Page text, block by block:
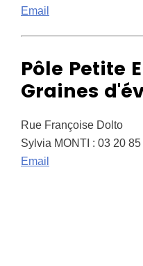
Email
Pôle Petite
Graines
Rue Françoise Dolto
Sylvia MONTI : 03 20
Email